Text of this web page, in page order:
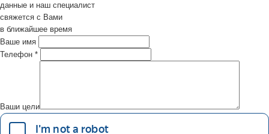
данные и наш специалист
свяжется с Вами
в ближайшее время
Ваше имя
Телефон *
Ваши цели